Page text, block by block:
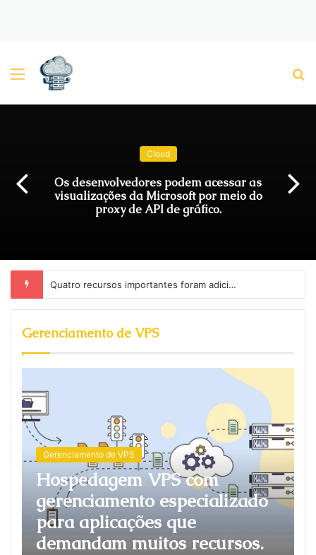
Menu
Cloud
Os desenvolvedores podem acessar as
visualizações da Microsoft por meio do
proxy de API de gráfico.
Quatro recursos importantes foram adicionados no PostgreSQL 16.
Gerenciamento de VPS
Gerenciamento de VPS
Hospedagem VPS com
gerenciamento especializado
para aplicações que
demandam muitos recursos.